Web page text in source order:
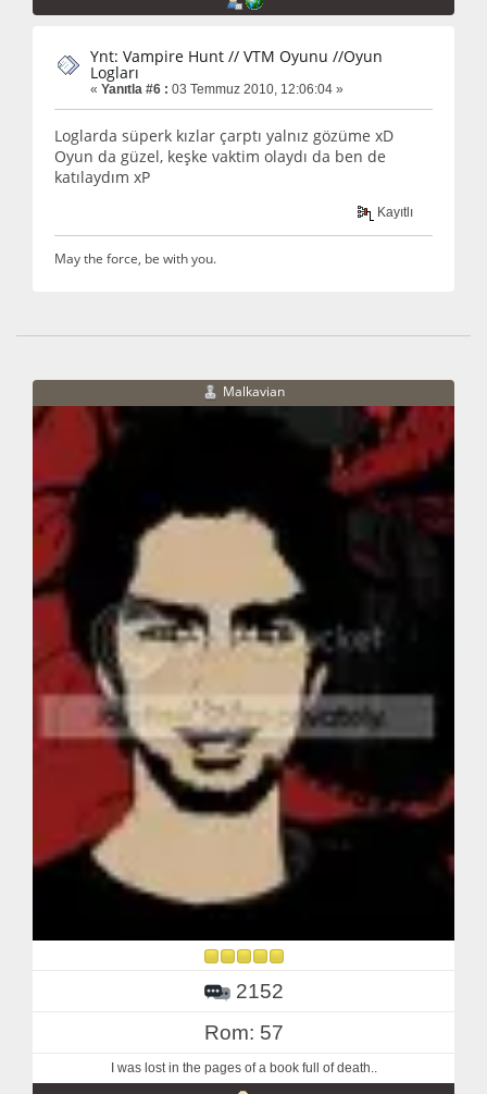
Ynt: Vampire Hunt // VTM Oyunu //Oyun
Logları
« Yanıtla #6 : 03 Temmuz 2010, 12:06:04 »
Loglarda süperk kızlar çarptı yalnız gözüme xD
Oyun da güzel, keşke vaktim olaydı da ben de
katılaydım xP
Kayıtlı
May the force, be with you.
Malkavian
2152
Rom: 57
I was lost in the pages of a book full of death..